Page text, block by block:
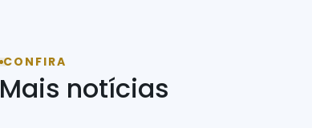
CONFIRA
Mais notícias